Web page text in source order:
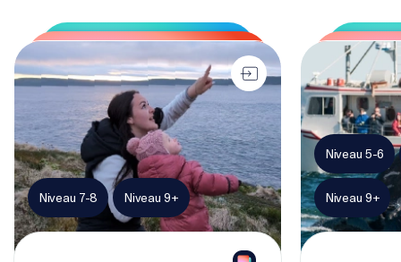
IlinniaKatigennik (Apprendre ensemble)
Niveau 7-8 Niveau 9+
Changement
Niveau 5-6
Niveau 9+